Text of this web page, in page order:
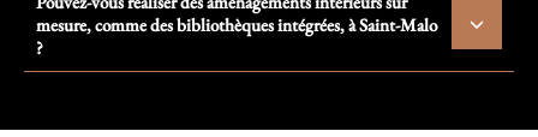
mesure, comme des bibliothèques intégrées, à Saint-Malo
?